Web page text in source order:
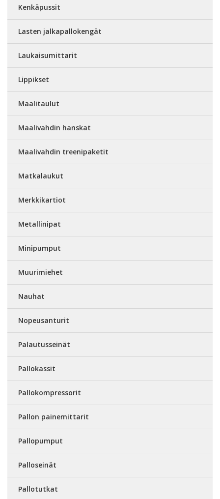
Kenkäpussit
Lasten jalkapallokengät
Laukaisumittarit
Lippikset
Maalitaulut
Maalivahdin hanskat
Maalivahdin treenipaketit
Matkalaukut
Merkkikartiot
Metallinipat
Minipumput
Muurimiehet
Nauhat
Nopeusanturit
Palautusseinät
Pallokassit
Pallokompressorit
Pallon painemittarit
Pallopumput
Palloseinät
Pallotutkat